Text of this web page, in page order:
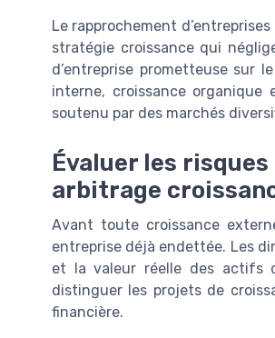
Le rapprochement
stratégie croissance qui
d’entreprise prometteuse sur
interne, croissance organique
soutenu par des marchés
Évaluer les
arbitrage
Avant toute croissance
entreprise déjà endettée. Les
et la valeur réelle des actifs
distinguer les projets de
financière.